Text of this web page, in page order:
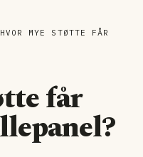
HVOR MYE STØTTE FÅR
får